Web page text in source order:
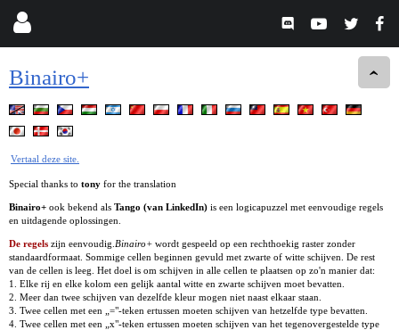
Binairo+
Vertaal deze site.
Special thanks to tony for the translation
Binairo+ ook bekend als Tango (van LinkedIn) is een logicapuzzel met eenvoudige regels
en uitdagende oplossingen.
De regels zijn eenvoudig. Binairo+ wordt gespeeld op een rechthoekig raster zonder
standaardformaat. Sommige cellen beginnen gevuld met zwarte of witte schijven. De rest
van de cellen is leeg. Het doel is om schijven in alle cellen te plaatsen op zo'n manier dat:
1. Elke rij en elke kolom een gelijk aantal witte en zwarte schijven moet bevatten.
2. Meer dan twee schijven van dezelfde kleur mogen niet naast elkaar staan.
3. Twee cellen met een „="-teken ertussen moeten schijven van hetzelfde type bevatten.
4. Twee cellen met een „x"-teken ertussen moeten schijven van het tegenovergestelde type